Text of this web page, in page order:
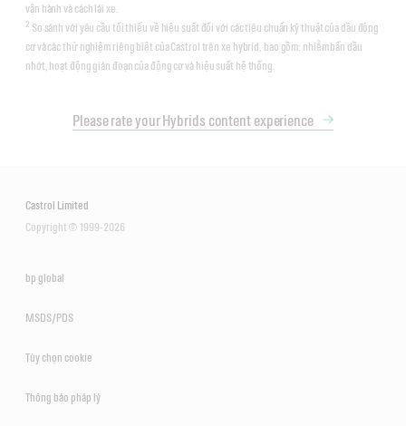
vận hành và cách lái xe.
2 So sánh với yêu cầu tối thiểu về hiệu suất đối với các tiêu chuẩn kỹ thuật của dầu động
cơ và các thử nghiệm riêng biệt của Castrol trên xe hybrid, bao gồm: nhiễm bẩn dầu
nhớt, hoạt động gián đoạn của động cơ và hiệu suất hệ thống.
Please rate your Hybrids content experience
Castrol Limited
Copyright © 1999-2026
bp global
MSDS/PDS
Tùy chọn cookie
Thông báo pháp lý